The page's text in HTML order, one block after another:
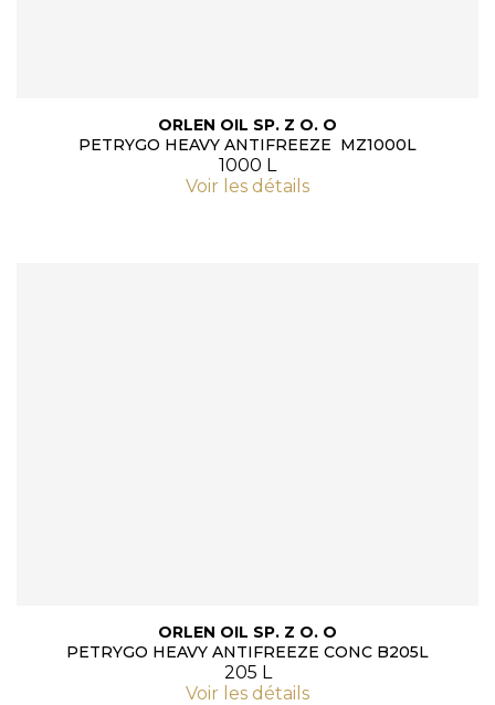
ORLEN OIL SP. Z O. O
PETRYGO HEAVY ANTIFREEZE MZ1000L
1000 L
Voir les détails
ORLEN OIL SP. Z O. O
PETRYGO HEAVY ANTIFREEZE CONC B205L
205 L
Voir les détails